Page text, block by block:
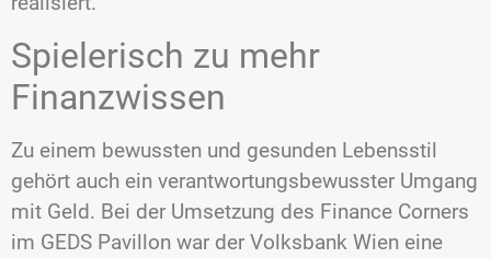
Spielerisch zu mehr
Finanzwissen
Zu einem bewussten und gesunden Lebensstil
gehört auch ein verantwortungsbewusster Umgang
mit Geld. Bei der Umsetzung des Finance Corners
im GEDS Pavillon war der Volksbank Wien eine